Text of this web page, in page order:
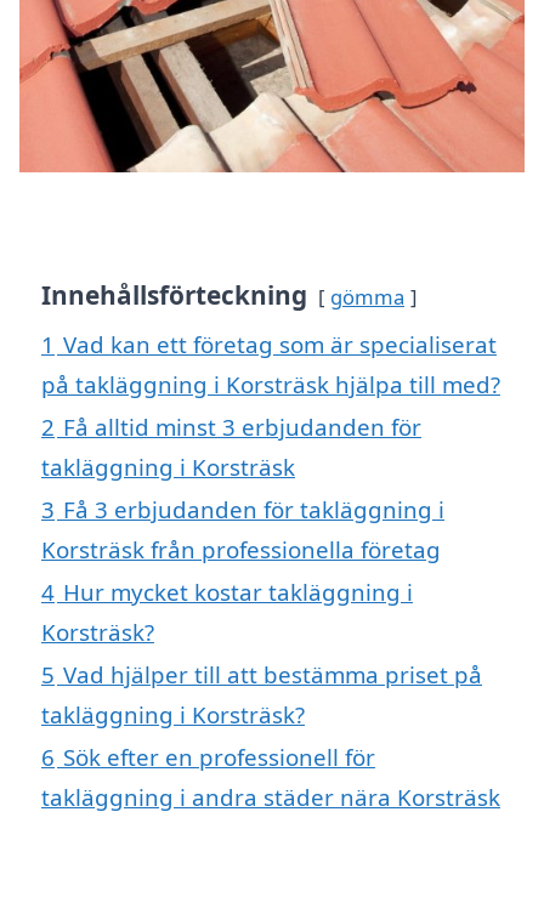
Innehållsförteckning gömma
1 Vad kan ett företag som är specialiserat
på takläggning i Korsträsk hjälpa till med?
2 Få alltid minst 3 erbjudanden för
takläggning i Korsträsk
3 Få 3 erbjudanden för takläggning i
Korsträsk från professionella företag
4 Hur mycket kostar takläggning i
Korsträsk?
5 Vad hjälper till att bestämma priset på
takläggning i Korsträsk?
6 Sök efter en professionell för
takläggning i andra städer nära Korsträsk